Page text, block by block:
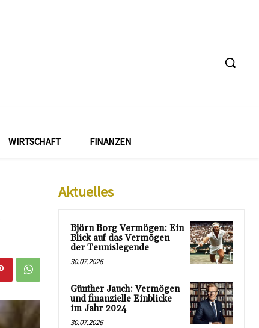
WIRTSCHAFT FINANZEN
Aktuelles
Björn Borg Vermögen: Ein
Blick auf das Vermögen
der Tennislegende
30.07.2026
Günther Jauch: Vermögen
und finanzielle Einblicke
im Jahr 2024
30.07.2026